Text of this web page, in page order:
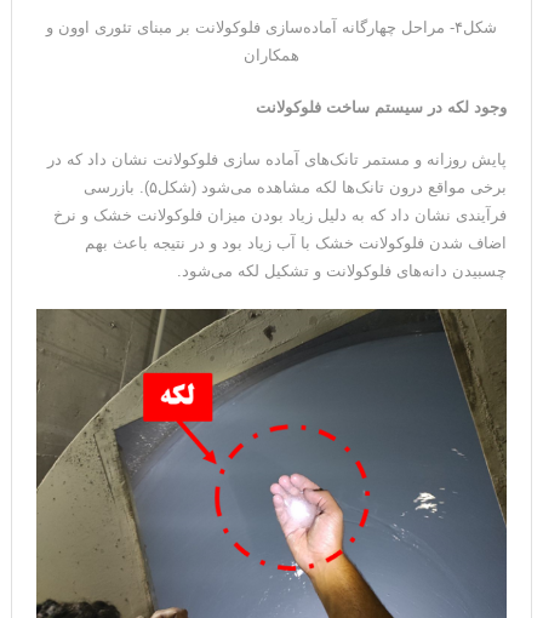
شکل۴- مراحل چهارگانه آماده­‌سازی فلوکولانت بر مبنای تئوری اوون و
همکاران
وجود لکه در سیستم ساخت فلوکولانت
پایش روزانه و مستمر تانک‌های آماده سازی فلوکولانت نشان داد که در
برخی مواقع درون تانک‌ها لکه مشاهده می‌شود (شکل۵). بازرسی
فرآیندی نشان داد که به دلیل زیاد بودن میزان فلوکولانت خشک و نرخ
اضاف شدن فلوکولانت خشک با آب زیاد بود و در نتیجه باعث بهم
چسبیدن دانه‌های فلوکولانت و تشکیل لکه می‌شود.